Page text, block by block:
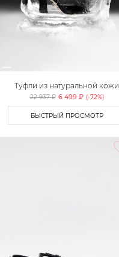
Туфли из натуральной кожи
Lera Nena
22 937 ₽ 6 499 ₽ (-72%)
БЫСТРЫЙ ПРОСМОТР